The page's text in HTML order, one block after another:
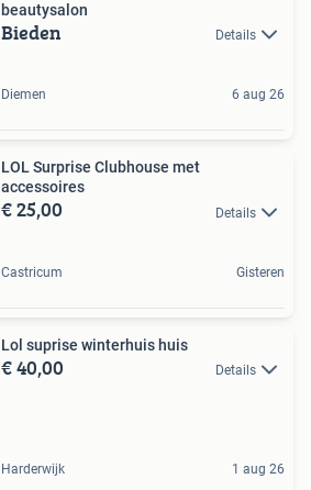
beautysalon
Bieden Details
Diemen 6 aug 26
LOL Surprise Clubhouse met
accessoires
€ 25,00 Details
Castricum Gisteren
Lol suprise winterhuis huis
€ 40,00 Details
Harderwijk 1 aug 26